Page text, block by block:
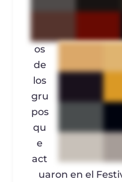
os
de
los
gru
pos
qu
e
act
uaron en el